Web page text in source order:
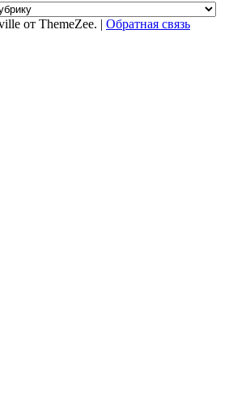
от ThemeZee. | Обратная связь